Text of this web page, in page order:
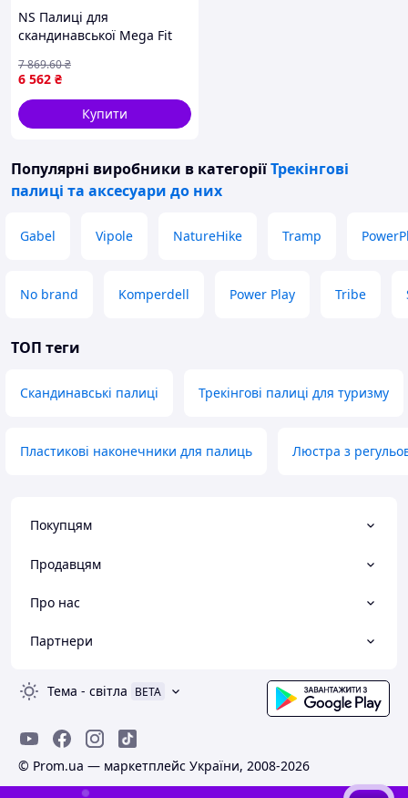
NS Палиці для
скандинавської Mega Fit
Carbon 105 Dual Spike
(7009351011050) Nes22/Q
6 562 ₴
7 869.60₴
Купити
Популярні виробники в категоріїТрекінгові
палиці та аксесуари до них
Gabel Vipole NatureHike Tramp
No brand Komperdell Power Play Tribe
ТОП теги
Скандинавські палиці Трекінгові палиці для туризму
Пластикові наконечники для палиць Люстра з
Покупцям
Продавцям
Про нас
Партнери
Тема - світла BETA
© Prom.ua — маркетплейс України, 2008-2026